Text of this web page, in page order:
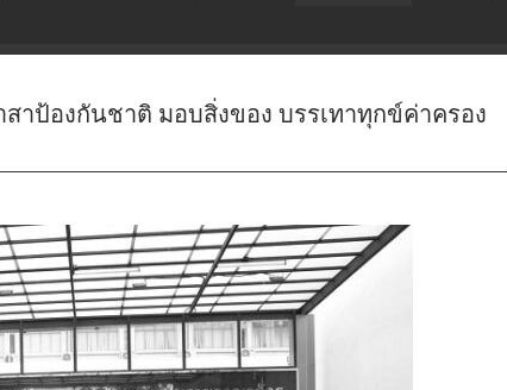
าป้องกันชาติ มอบสิ่งของ บรรเทาทุกข์ค่าครอง